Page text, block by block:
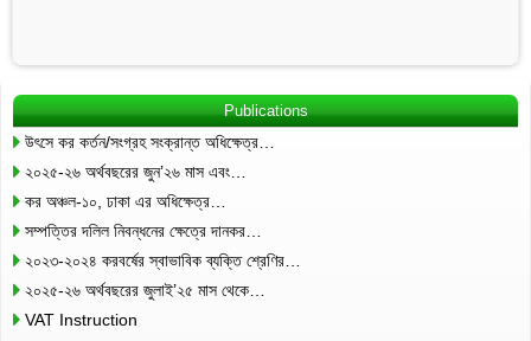
Publications
উৎসে কর কর্তন/সংগ্রহ সংক্রান্ত অধিক্ষেত্র…
২০২৫-২৬ অর্থবছরের জুন’২৬ মাস এবং…
কর অঞ্চল-১০, ঢাকা এর অধিক্ষেত্র…
সম্পত্তির দলিল নিবন্ধনের ক্ষেত্রে দানকর…
২০২৩-২০২৪ করবর্ষের স্বাভাবিক ব্যক্তি শ্রেণির…
২০২৫-২৬ অর্থবছরের জুলাই’২৫ মাস থেকে…
VAT Instruction